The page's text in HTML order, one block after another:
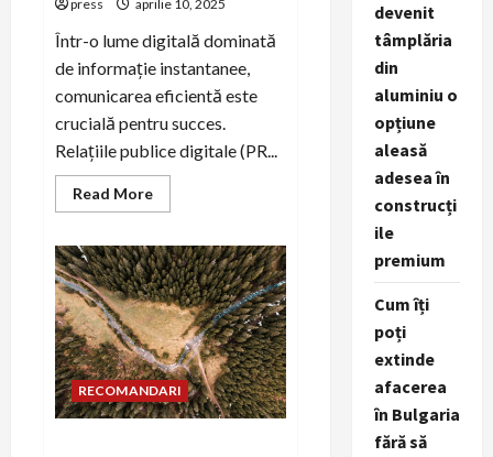
press aprilie 10, 2025
Într-o lume digitală dominată
de informație instantanee,
comunicarea eficientă este
crucială pentru succes.
Relațiile publice digitale (PR...
Read MoreRead
more
conținutului
vizual
în
PR
digital
RECOMANDARI
devenit
tâmplăria
din
aluminiu o
opțiune
aleasă
adesea în
construcți
ile
premium
Cum îți
poți
extinde
afacerea
în Bulgaria
fără să